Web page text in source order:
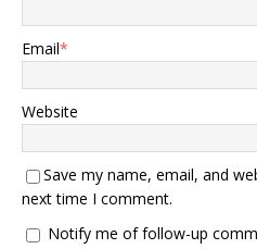
Email*
Website
Save my name, email, and
next time I comment.
Notify me of follow-up